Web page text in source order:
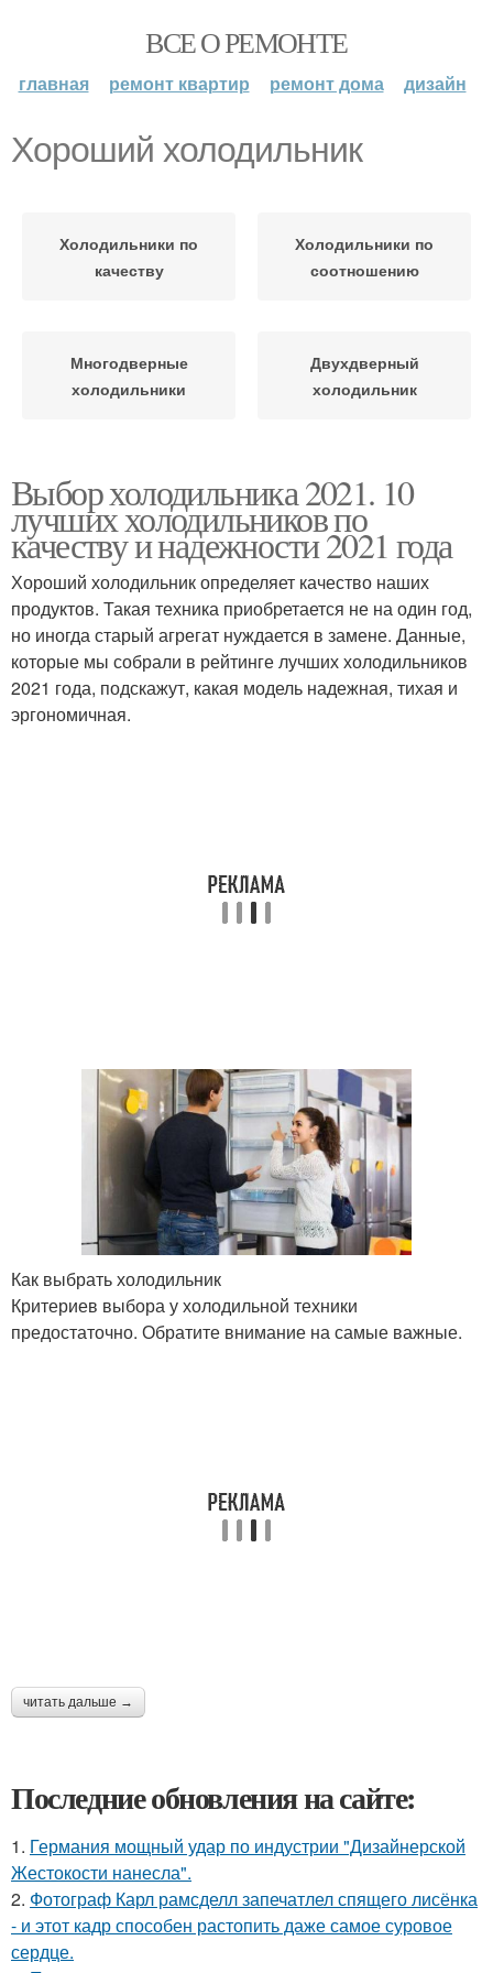
ВСЕ О РЕМОНТЕ
главная ремонт квартир ремонт дома дизайн
Хороший холодильник
Холодильники по
качеству
Холодильники по
соотношению
Многодверные
холодильники
Двухдверный
холодильник
Выбор холодильника 2021. 10
лучших холодильников по
качеству и надежности 2021 года
Хороший холодильник определяет качество наших
продуктов. Такая техника приобретается не на один год,
но иногда старый агрегат нуждается в замене. Данные,
которые мы собрали в рейтинге лучших холодильников
2021 года, подскажут, какая модель надежная, тихая и
эргономичная.
Как выбрать холодильник
Критериев выбора у холодильной техники
предостаточно. Обратите внимание на самые важные.
читать дальше →
Последние обновления на сайте:
1. Германия мощный удар по индустрии "Дизайнерской
Жестокости нанесла".
2. Фотограф Карл рамсделл запечатлел спящего лисёнка
- и этот кадр способен растопить даже самое суровое
сердце.